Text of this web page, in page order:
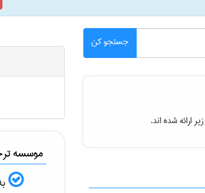
جستجو کن
ارائه شده اند.
موسسه